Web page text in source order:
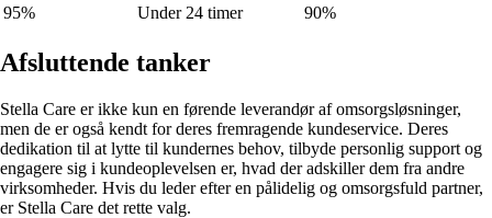
95%
Under 24 timer 90%
Afsluttende tanker
Stella Care er ikke kun en førende leverandør af omsorgsløsninger,
men de er også kendt for deres fremragende kundeservice. Deres
dedikation til at lytte til kundernes behov, tilbyde personlig support og
engagere sig i kundeoplevelsen er, hvad der adskiller dem fra andre
virksomheder. Hvis du leder efter en pålidelig og omsorgsfuld partner,
er Stella Care det rette valg.